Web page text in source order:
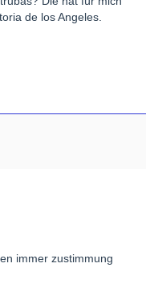
de los Angeles.
immer zustimmung